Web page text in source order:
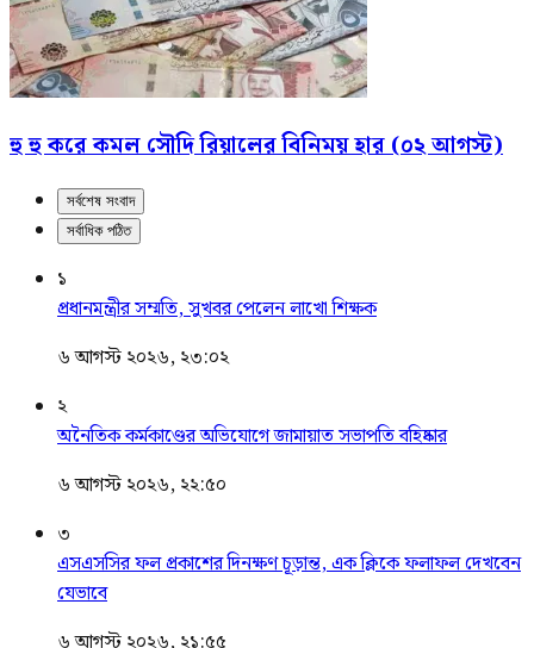
হু হু করে কমল সৌদি রিয়ালের বিনিময় হার (০২ আগস্ট)
সর্বশেষ সংবাদ
সর্বাধিক পঠিত
১
প্রধানমন্ত্রীর সম্মতি, সুখবর পেলেন লাখো শিক্ষক
৬ আগস্ট ২০২৬, ২৩:০২
২
অনৈতিক কর্মকাণ্ডের অভিযোগে জামায়াত সভাপতি বহিষ্কার
৬ আগস্ট ২০২৬, ২২:৫০
৩
এসএসসির ফল প্রকাশের দিনক্ষণ চূড়ান্ত, এক ক্লিকে ফলাফল দেখবেন
যেভাবে